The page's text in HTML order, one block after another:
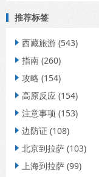
推荐标签
 西藏旅游 (543)
 指南 (260)
 攻略 (154)
 高原反应 (154)
 注意事项 (153)
 边防证 (108)
 北京到拉萨 (103)
 上海到拉萨 (99)